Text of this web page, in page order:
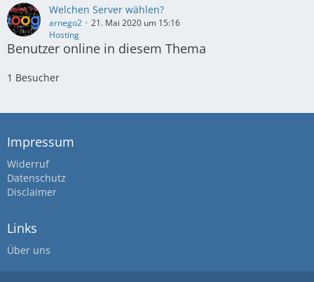
Welchen Server wählen?
arnego2
21. Mai 2020 um 15:16
Hosting
Benutzer online in diesem Thema
1 Besucher
Impressum
Widerruf
Datenschutz
Disclaimer
Links
Über uns